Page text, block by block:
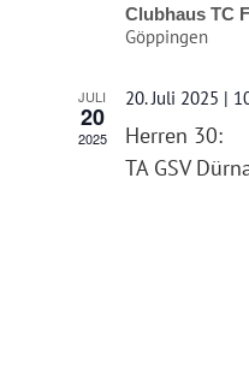
Clubhaus TC
Göppingen
JULI
20
2025
20. Juli 2025 |
Herren 30:
TA GSV